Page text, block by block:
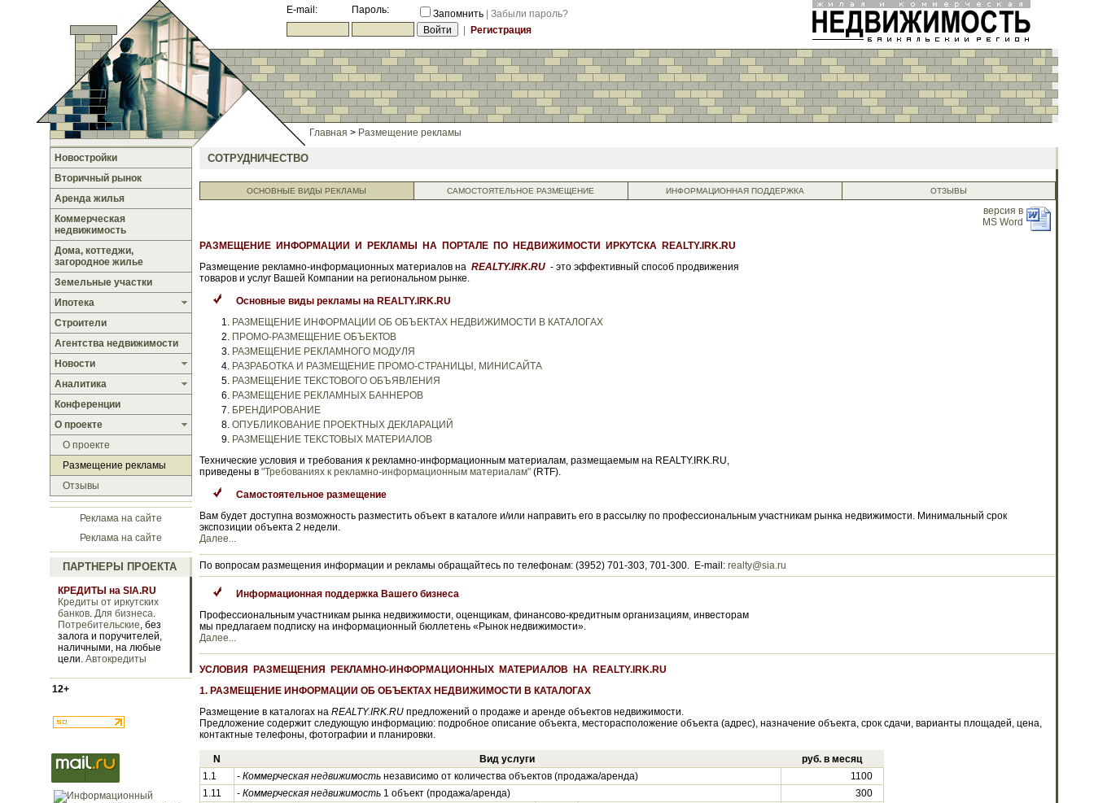
E-mail: Пароль: Запомнить
Забыли пароль?
Регистрация
Главная > Размещение рекламы
Новостройки
Вторичный рынок
Аренда жилья
Коммерческая
недвижимость
Дома, коттеджи,
загородное жилье
Земельные участки
Ипотека
Строители
Агентства недвижимости
Новости
Аналитика
Конференции
О проекте
О проекте
Размещение рекламы
Отзывы
Реклама на сайте
Реклама на сайте
ПАРТНЕРЫ ПРОЕКТА
КРЕДИТЫ на SIA.RU
Кредиты от иркутских
банков. Для бизнеса.
Потребительские, без
залога и поручителей,
наличными, на любые
цели. Автокредиты
12+
СОТРУДНИЧЕСТВО
ОСНОВНЫЕ ВИДЫ РЕКЛАМЫ САМОСТОЯТЕЛЬНОЕ РАЗМЕЩЕНИЕ ИНФОРМАЦИОННАЯ ПОДДЕРЖКА ОТЗЫВЫ
версия в
MS Word
РАЗМЕЩЕНИЕ ИНФОРМАЦИИ И РЕКЛАМЫ НА ПОРТАЛЕ ПО НЕДВИЖИМОСТИ ИРКУТСКА REALTY.IRK.RU
Размещение рекламно-информационных материалов на REALTY.IRK.RU- это эффективный способ продвижения
товаров и услуг Вашей Компании на региональном рынке.
Основные виды рекламы на REALTY.IRK.RU
РАЗМЕЩЕНИЕ ИНФОРМАЦИИ ОБ ОБЪЕКТАХ НЕДВИЖИМОСТИ В КАТАЛОГАХ
ПРОМО-РАЗМЕЩЕНИЕ ОБЪЕКТОВ
РАЗМЕЩЕНИЕ РЕКЛАМНОГО МОДУЛЯ
РАЗРАБОТКА И РАЗМЕЩЕНИЕ ПРОМО-СТРАНИЦЫ, МИНИСАЙТА
РАЗМЕЩЕНИЕ ТЕКСТОВОГО ОБЪЯВЛЕНИЯ
РАЗМЕЩЕНИЕ РЕКЛАМНЫХ БАННЕРОВ
БРЕНДИРОВАНИЕ
ОПУБЛИКОВАНИЕ ПРОЕКТНЫХ ДЕКЛАРАЦИЙ
РАЗМЕЩЕНИЕ ТЕКСТОВЫХ МАТЕРИАЛОВ
Технические условия и требования к рекламно-информационным материалам, размещаемым на REALTY.IRK.RU,
приведены в "Требованиях к рекламно-информационным материалам"(RTF).
Самостоятельное размещение
Вам будет доступна возможность разместить объект в каталоге и/или направить его в рассылку по профессиональным участникам рынка недвижимости. Минимальный срок
экспозиции объекта 2 недели.
Далее...
По вопросам размещения информации и рекламы обращайтесь по телефонам: (3952) 701-303, 701-300. E-mail: realty@sia.ru
Информационная поддержка Вашего бизнеса
Профессиональным участникам рынка недвижимости, оценщикам, финансово-кредитным организациям, инвесторам
мы предлагаем подписку на информационный бюллетень «Рынок недвижимости».
Далее...
УСЛОВИЯ РАЗМЕЩЕНИЯ РЕКЛАМНО-ИНФОРМАЦИОННЫХ МАТЕРИАЛОВ НА REALTY.IRK.RU
1. РАЗМЕЩЕНИЕ ИНФОРМАЦИИ ОБ ОБЪЕКТАХ НЕДВИЖИМОСТИ В КАТАЛОГАХ
Размещение в каталогах на REALTY.IRK.RUпредложений о продаже и аренде объектов недвижимости.
Предложение содержит следующую информацию: подробное описание объекта, месторасположение объекта (адрес), назначение объекта, срок сдачи, варианты площадей, цена,
контактные телефоны, фотографии и планировки.
N Вид услуги
руб. в месяц
1.1
- Коммерческая недвижимостьнезависимо от количества объектов (продажа/аренда)
1100
1.11
- Коммерческая недвижимость1 объект (продажа/аренда)
300